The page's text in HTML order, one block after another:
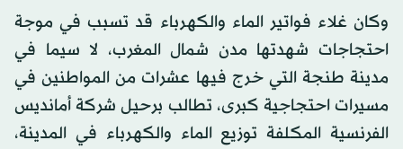
وكان غلاء فواتير الماء والكهرباء قد تسبب في موجة
احتجاجات شهدتها مدن شمال المغرب، لا سيما في
مدينة طنجة التي خرج فيها عشرات من المواطنين في
مسيرات احتجاجية كبرى، تطالب برحيل شركة أمانديس
الفرنسية المكلفة توزيع الماء والكهرباء في المدينة،